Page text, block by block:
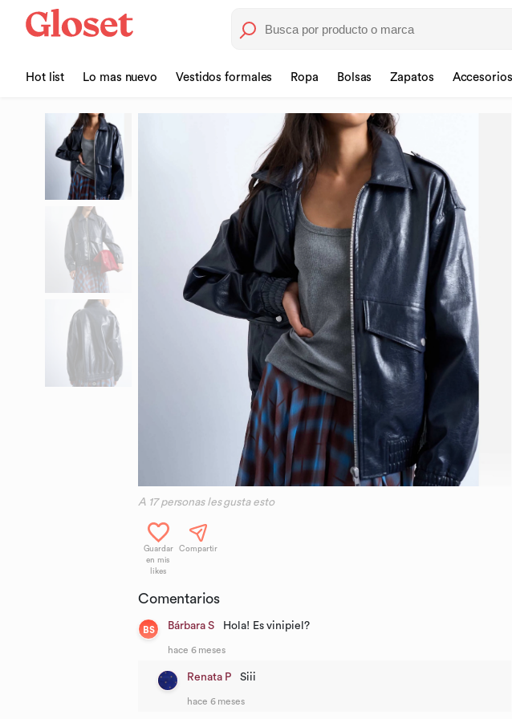
Hot list Lo mas nuevo Vestidos formales Ropa Bolsas Zapatos Accesorios
A 17personas les gusta esto
Guardar
en mis
likes
Compartir
Comentarios
BS Bárbara S Hola! Es vinipiel?
hace 6 meses
Renata P Siii
hace 6 meses